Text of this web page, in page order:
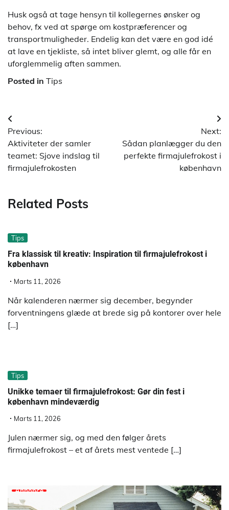
Husk også at tage hensyn til kollegernes ønsker og
behov, fx ved at spørge om kostpræferencer og
transportmuligheder. Endelig kan det være en god idé
at lave en tjekliste, så intet bliver glemt, og alle får en
uforglemmelig aften sammen.
Posted in Tips
Indlægsnavigation
Previous:
Aktiviteter der samler
teamet: Sjove indslag til
firmajulefrokosten
Next:
Sådan planlægger du den
perfekte firmajulefrokost i
københavn
Related Posts
Tips
Fra klassisk til kreativ: Inspiration til firmajulefrokost i
københavn
Marts 11, 2026
Når kalenderen nærmer sig december, begynder
forventningens glæde at brede sig på kontorer over hele
[…]
Tips
Unikke temaer til firmajulefrokost: Gør din fest i
københavn mindeværdig
Marts 11, 2026
Julen nærmer sig, og med den følger årets
firmajulefrokost – et af årets mest ventede […]
Annonce